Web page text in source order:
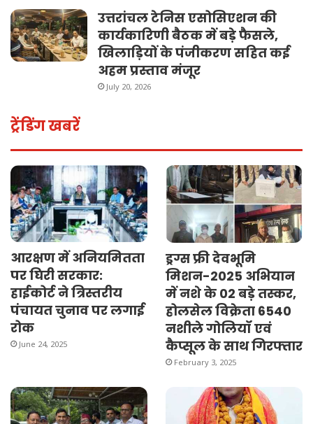
उत्तरांचल टेनिस एसोसिएशन की
कार्यकारिणी बैठक में बड़े फैसले,
खिलाड़ियों के पंजीकरण सहित कई
अहम प्रस्ताव मंजूर
July 20, 2026
ट्रेंडिंग खबरें
आरक्षण में अनियमितता
पर घिरी सरकार:
हाईकोर्ट ने त्रिस्तरीय
पंचायत चुनाव पर लगाई
रोक
June 24, 2025
ड्रग्स फ्री देवभूमि
मिशन-2025 अभियान
में नशे के 02 बड़े तस्कर,
होलसेल विक्रेता 6540
नशीले गोलियॉ एवं
कैप्सूल के साथ गिरफ्तार
February 3, 2025